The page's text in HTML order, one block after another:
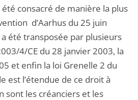
consacré de manière la plus
d’Aarhus du 25 juin
été transposée par plusieurs
4/CE du 28 janvier 2003, la
et enfin la loi Grenelle 2 du
est l’étendue de ce droit à
sont les créanciers et les